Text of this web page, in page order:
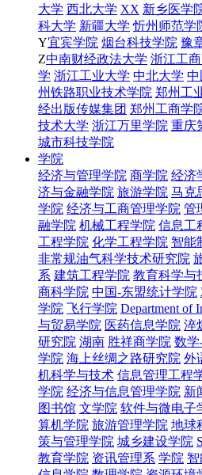
大学 西北大学 XX 新乡医学
科大学 新疆大学 忻州师范学
Y宜宾学院 烟台科技学院 豫
Z中南财经政法大学 浙江工
学 浙江工业大学 中北大学 中
州铁路职业技术学院 郑州工
经出版传媒集团 郑州工商学
技术大学 浙江万里学院 重庆
城市科技学院
学院
经济与管理学院 商学院 经济
济与金融学院 旅游学院 马克
学院 经济与工商管理学院 管
融学院 机械工程学院 信息工
工程学院 化学工程学院 智能
非常规油气科学技术研究院
系 建筑工程学院 教育科学与
商科学院 中国-东盟统计学院
学院 飞行学院 Department of
与贸易学院 医药信息学院 淬
研究院 湖南 胜祥商学院 数学
学院 海上丝绸之路研究院 外
机科学与技术 信息管理工程
学院 经济与信息管理学院 新
图书馆 文学院 软件与微电子
算机学院 旅游管理学院 地球
策与管理学院 城乡建设学院
教育学院 资讯管理系 学院